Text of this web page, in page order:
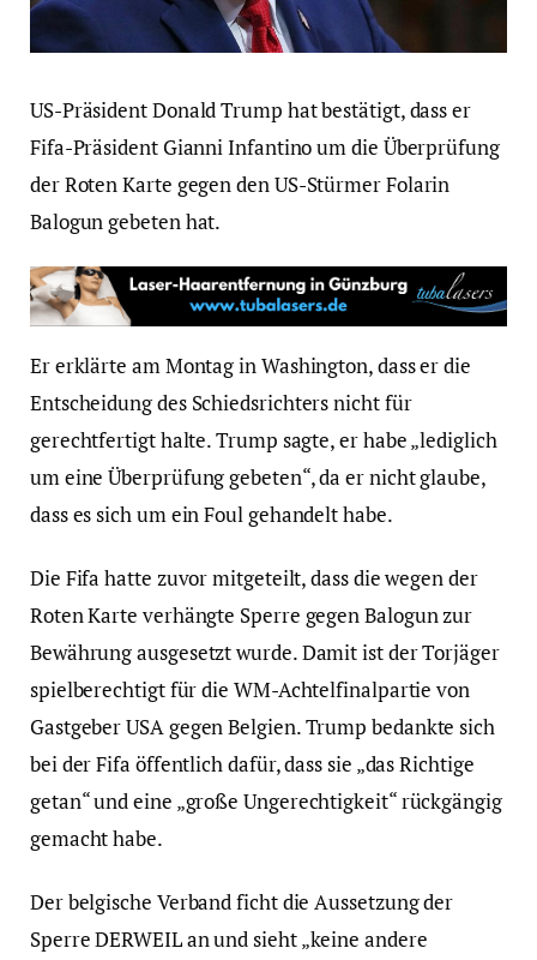
US-Präsident Donald Trump hat bestätigt, dass er
Fifa-Präsident Gianni Infantino um die Überprüfung
der Roten Karte gegen den US-Stürmer Folarin
Balogun gebeten hat.
Er erklärte am Montag in Washington, dass er die
Entscheidung des Schiedsrichters nicht für
gerechtfertigt halte. Trump sagte, er habe „lediglich
um eine Überprüfung gebeten“, da er nicht glaube,
dass es sich um ein Foul gehandelt habe.
Die Fifa hatte zuvor mitgeteilt, dass die wegen der
Roten Karte verhängte Sperre gegen Balogun zur
Bewährung ausgesetzt wurde. Damit ist der Torjäger
spielberechtigt für die WM-Achtelfinalpartie von
Gastgeber USA gegen Belgien. Trump bedankte sich
bei der Fifa öffentlich dafür, dass sie „das Richtige
getan“ und eine „große Ungerechtigkeit“ rückgängig
gemacht habe.
Der belgische Verband ficht die Aussetzung der
Sperre DERWEIL an und sieht „keine andere